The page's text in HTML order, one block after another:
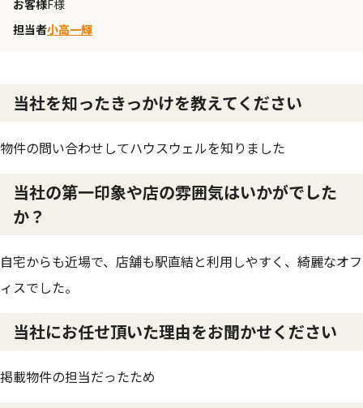
お客様F様
担当者小高一輝
当社を知ったきっかけを教えてください
物件の問い合わせしてハウスウェルを知りました
当社の第一印象や店の雰囲気はいかがでした
か？
自宅からも近場で、店舗も駅直結と利用しやすく、綺麗なオフ
ィスでした。
当社にお任せ頂いた理由をお聞かせください
掲載物件の担当だったため